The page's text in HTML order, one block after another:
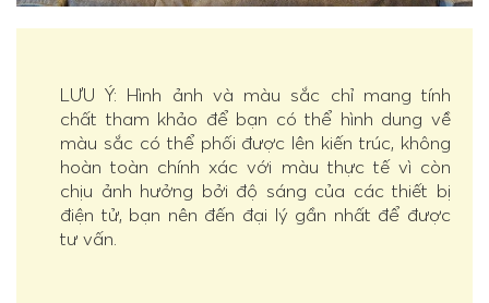
LƯU Ý: Hình ảnh và màu sắc chỉ mang tính
chất tham khảo để bạn có thể hình dung về
màu sắc có thể phối được lên kiến trúc, không
hoàn toàn chính xác với màu thực tế vì còn
chịu ảnh hưởng bởi độ sáng của các thiết bị
điện tử, bạn nên đến đại lý gần nhất để được
tư vấn.